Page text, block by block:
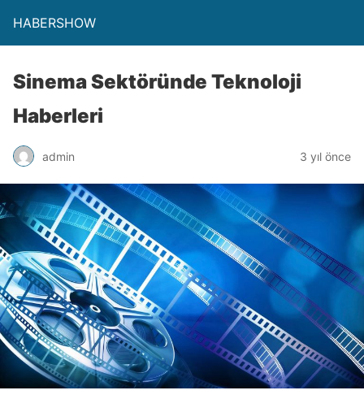
HABERSHOW
Sinema Sektöründe Teknoloji
Haberleri
admin 3 yıl önce